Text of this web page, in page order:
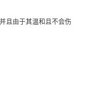
且由于其温和且不会伤